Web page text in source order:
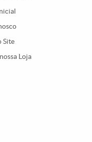
Site
Loja